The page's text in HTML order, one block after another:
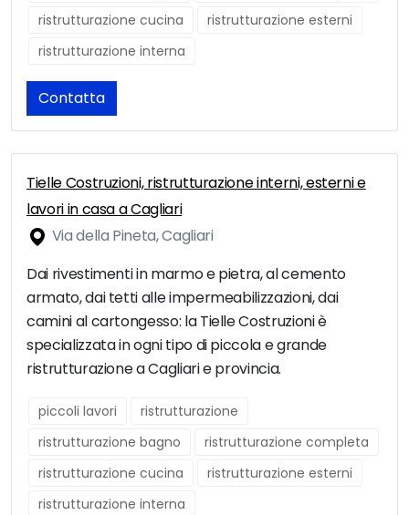
ristrutturazione cucina
ristrutturazione esterni
ristrutturazione interna
Contatta
Tielle Costruzioni, ristrutturazione interni, esterni e
lavori in casa a Cagliari
Via della Pineta, Cagliari
Dai rivestimenti in marmo e pietra, al cemento
armato, dai tetti alle impermeabilizzazioni, dai
camini al cartongesso: la Tielle Costruzioni è
specializzata in ogni tipo di piccola e grande
ristrutturazione a Cagliari e provincia.
piccoli lavori
ristrutturazione
ristrutturazione bagno
ristrutturazione completa
ristrutturazione cucina
ristrutturazione esterni
ristrutturazione interna